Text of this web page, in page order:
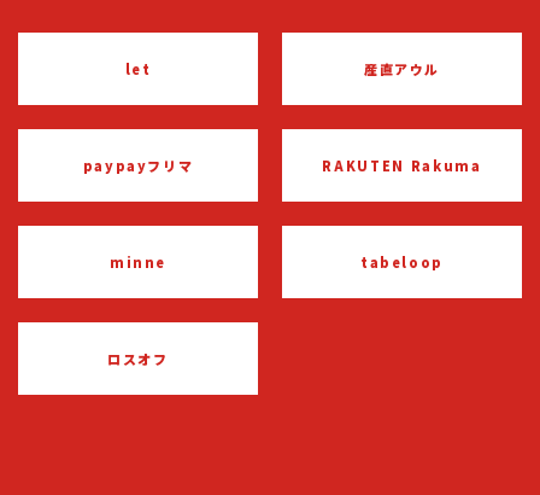
let 産直アウル
paypayフリマ RAKUTEN Rakuma
minne tabeloop
ロスオフ